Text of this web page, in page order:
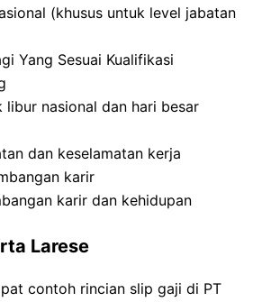
(khusus untuk level jabatan
Yang Sesuai Kualifikasi
libur nasional dan hari besar
dan keselamatan kerja
karir
karir dan kehidupan
Larese
contoh rincian slip gaji di PT